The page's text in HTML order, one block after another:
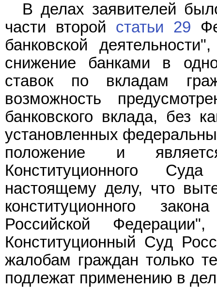
В делах заявителей
части второй статьи 29
банковской
снижение банками в
ставок по вкладам
возможность
банковского вклада, без
установленных
положение и
Конституционного
настоящему делу, что
конституционного
Российской
Конституционный Суд
жалобам граждан только
подлежат применению в